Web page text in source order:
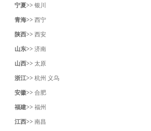
宁夏>> 银川
青海>> 西宁
陕西>> 西安
山东>> 济南
山西>> 太原
浙江>> 杭州 义乌
安徽>> 合肥
福建>> 福州
江西>> 南昌